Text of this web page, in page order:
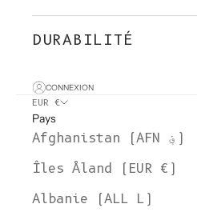
DURABILITÉ
CONNEXION
EUR €
Pays
Afghanistan (AFN ؋)
Îles Åland (EUR €)
Albanie (ALL L)